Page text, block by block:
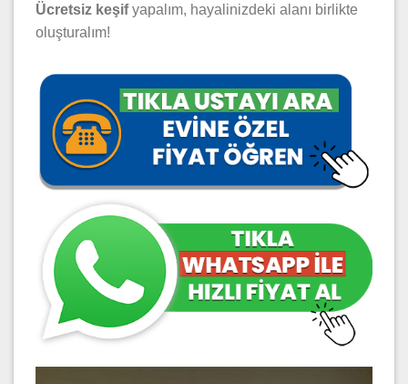
Ücretsiz keşifyapalım, hayalinizdeki alanı birlikte
oluşturalım!